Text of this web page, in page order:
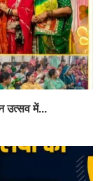
उत्सव में...